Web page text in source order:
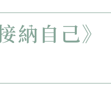
納自己